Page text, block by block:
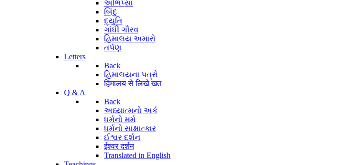
અભિપ્સા
બિંદુ
દ્યુતિ
ગાંધી ગૌરવ
હિમાલય અમારો
તર્પણ
Letters
Back
હિમાલયના પત્રો
हिमालय से लिखे खत
Q & A
Back
અધ્યાત્મનો અર્ક
ધર્મનો મર્મ
ધર્મનો સાક્ષાત્કાર
ઈશ્વર દર્શન
ईश्वर दर्शन
Translated in English